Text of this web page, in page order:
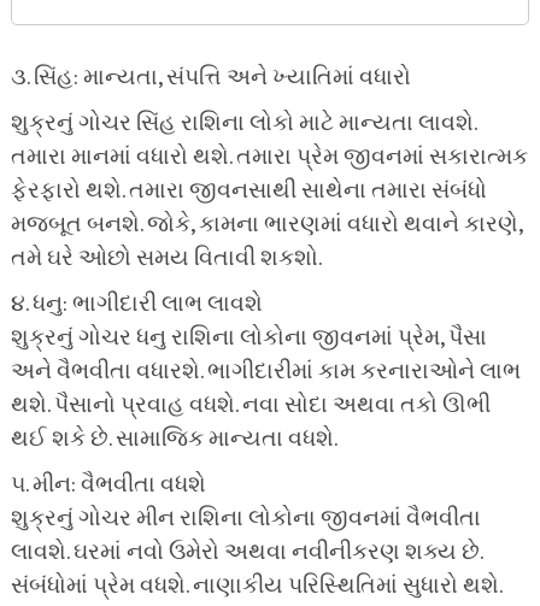
૩. સિંહ: માન્યતા, સંપત્તિ અને ખ્યાતિમાં વધારો
શુક્રનું ગોચર સિંહ રાશિના લોકો માટે માન્યતા લાવશે.
તમારા માનમાં વધારો થશે. તમારા પ્રેમ જીવનમાં સકારાત્મક
ફેરફારો થશે. તમારા જીવનસાથી સાથેના તમારા સંબંધો
મજબૂત બનશે. જોકે, કામના ભારણમાં વધારો થવાને કારણે,
તમે ઘરે ઓછો સમય વિતાવી શકશો.
૪. ધનુ: ભાગીદારી લાભ લાવશે
શુક્રનું ગોચર ધનુ રાશિના લોકોના જીવનમાં પ્રેમ, પૈસા
અને વૈભવીતા વધારશે. ભાગીદારીમાં કામ કરનારાઓને લાભ
થશે. પૈસાનો પ્રવાહ વધશે. નવા સોદા અથવા તકો ઊભી
થઈ શકે છે. સામાજિક માન્યતા વધશે.
૫. મીન: વૈભવીતા વધશે
શુક્રનું ગોચર મીન રાશિના લોકોના જીવનમાં વૈભવીતા
લાવશે. ઘરમાં નવો ઉમેરો અથવા નવીનીકરણ શક્ય છે.
સંબંધોમાં પ્રેમ વધશે. નાણાકીય પરિસ્થિતિમાં સુધારો થશે.